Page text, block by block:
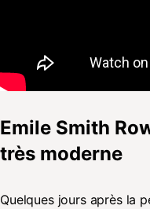
Emile Smith
très moderne
Quelques jours après la